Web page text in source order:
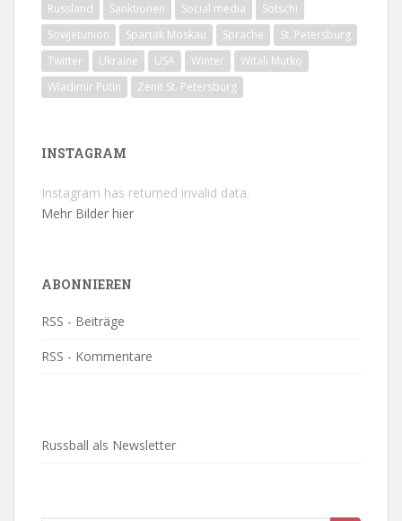
Russland
Sanktionen Social media
Sotschi
Sowjetunion
Spartak Moskau Sprache
St. Petersburg
Twitter
Ukraine USA Winter
Witali Mutko
Wladimir Putin
Zenit St. Petersburg
INSTAGRAM
Instagram has returned invalid data.
Mehr Bilder hier
ABONNIEREN
RSS - Beiträge
RSS - Kommentare
Russball als Newsletter